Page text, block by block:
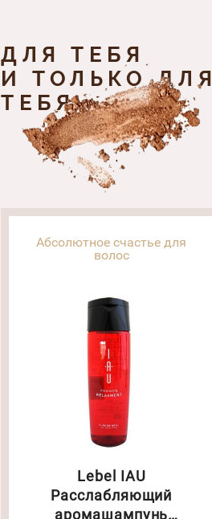
ДЛЯ ТЕБЯ
И ТОЛЬКО ДЛЯ
ТЕБЯ
Абсолютное счастье для
волос
Lebel IAU
Расслабляющий
аромашампунь